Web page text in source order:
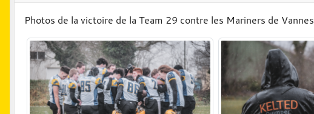
Photos de la victoire de la Team 29 contre les Mariners de Vannes